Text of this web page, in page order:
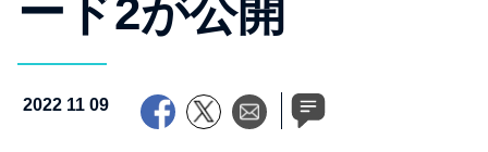
ード2が公開
2022 11 09